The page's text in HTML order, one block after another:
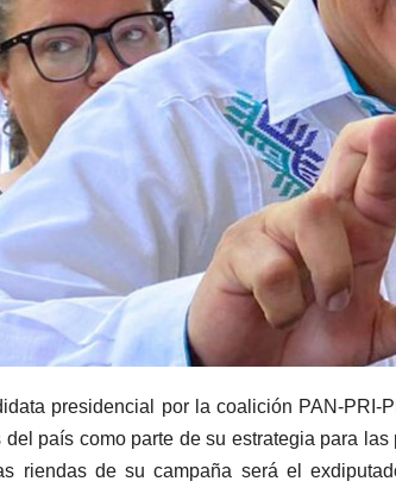
presidencial por la coalición PAN-
del país como parte de su estrategia para
riendas de su campaña será el